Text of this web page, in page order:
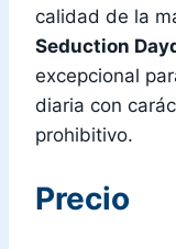
calidad de la
Seduction
excepcional
diaria con
prohibitivo.
Precio